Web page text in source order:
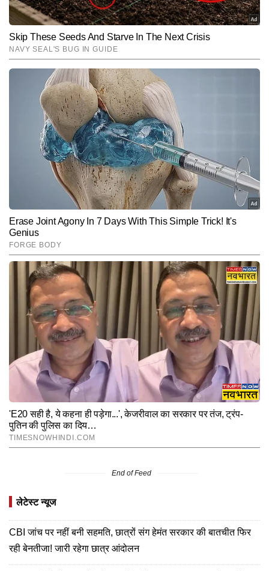
End of Feed
लेटेस्ट न्यूज
CBI जांच पर नहीं बनी सहमति, छात्रों संग हेमंत सरकार की बातचीत फिर
रही बेनतीजा! जारी रहेगा छात्र आंदोलन